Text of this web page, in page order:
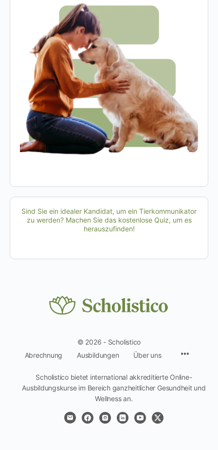
Sind Sie ein idealer Kandidat, um ein Tierkommunikator
zu werden? Machen Sie das kostenlose Quiz, um es
herauszufinden!
© 2026 - Scholistico
Abrechnung
Ausbildungen Über uns
Scholistico bietet international akkreditierte Online-
Ausbildungskurse im Bereich ganzheitlicher Gesundheit und
Wellness an.